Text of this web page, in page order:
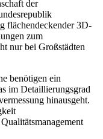
der
flächendeckender 3D-
zum
nur bei Großstädten
benötigen ein
im Detaillierungsgrad
hinausgeht.